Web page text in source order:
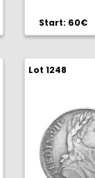
manual.
Start: 60€
Lot 1248